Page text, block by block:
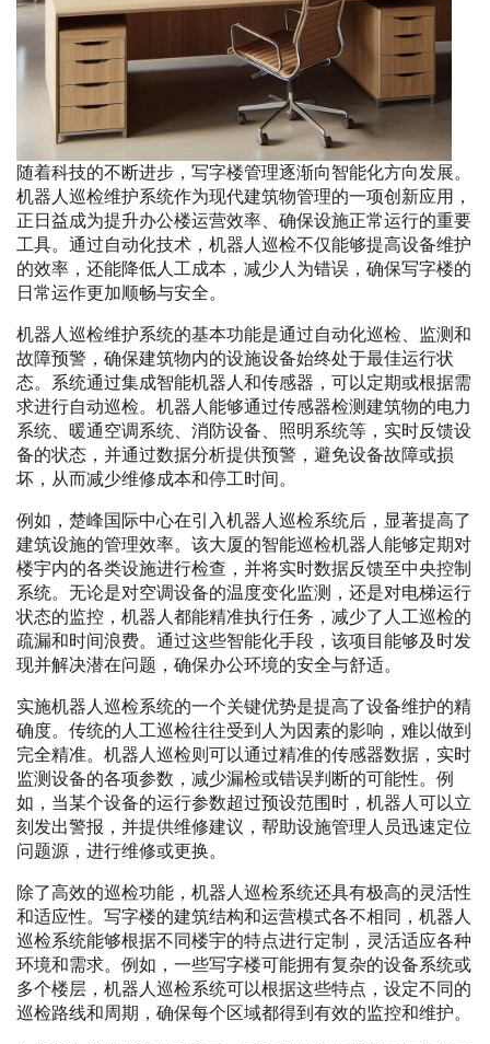
随着科技的不断进步，写字楼管理逐渐向智能化方向发展。
机器人巡检维护系统作为现代建筑物管理的一项创新应用，
正日益成为提升办公楼运营效率、确保设施正常运行的重要
工具。通过自动化技术，机器人巡检不仅能够提高设备维护
的效率，还能降低人工成本，减少人为错误，确保写字楼的
日常运作更加顺畅与安全。
机器人巡检维护系统的基本功能是通过自动化巡检、监测和
故障预警，确保建筑物内的设施设备始终处于最佳运行状
态。系统通过集成智能机器人和传感器，可以定期或根据需
求进行自动巡检。机器人能够通过传感器检测建筑物的电力
系统、暖通空调系统、消防设备、照明系统等，实时反馈设
备的状态，并通过数据分析提供预警，避免设备故障或损
坏，从而减少维修成本和停工时间。
例如，楚峰国际中心在引入机器人巡检系统后，显著提高了
建筑设施的管理效率。该大厦的智能巡检机器人能够定期对
楼宇内的各类设施进行检查，并将实时数据反馈至中央控制
系统。无论是对空调设备的温度变化监测，还是对电梯运行
状态的监控，机器人都能精准执行任务，减少了人工巡检的
疏漏和时间浪费。通过这些智能化手段，该项目能够及时发
现并解决潜在问题，确保办公环境的安全与舒适。
实施机器人巡检系统的一个关键优势是提高了设备维护的精
确度。传统的人工巡检往往受到人为因素的影响，难以做到
完全精准。机器人巡检则可以通过精准的传感器数据，实时
监测设备的各项参数，减少漏检或错误判断的可能性。例
如，当某个设备的运行参数超过预设范围时，机器人可以立
刻发出警报，并提供维修建议，帮助设施管理人员迅速定位
问题源，进行维修或更换。
除了高效的巡检功能，机器人巡检系统还具有极高的灵活性
和适应性。写字楼的建筑结构和运营模式各不相同，机器人
巡检系统能够根据不同楼宇的特点进行定制，灵活适应各种
环境和需求。例如，一些写字楼可能拥有复杂的设备系统或
多个楼层，机器人巡检系统可以根据这些特点，设定不同的
巡检路线和周期，确保每个区域都得到有效的监控和维护。